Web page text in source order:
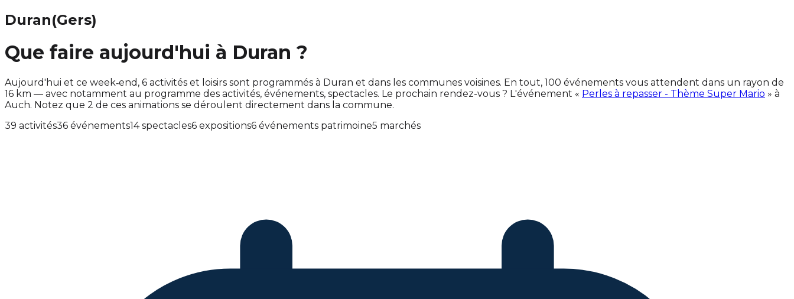
Duran(Gers)
Que faire aujourd'hui à Duran ?
Aujourd'hui et ce week‑end, 6 activités et loisirs sont programmés à Duran et dans les communes voisines. En tout, 100 événements vous attendent dans un rayon de
16 km — avec notamment au programme des activités, événements, spectacles. Le prochain rendez-vous ? L'événement « Perles à repasser - Thème Super Mario » à
Auch. Notez que 2 de ces animations se déroulent directement dans la commune.
39 activités36 événements14 spectacles6 expositions6 événements patrimoine5 marchés